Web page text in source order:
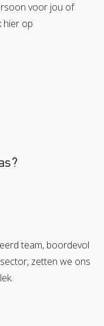
voor jou of
hier op
team, boordevol
zetten we ons